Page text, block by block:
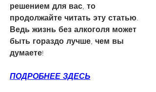
решением для вас, то
продолжайте читать эту статью.
Ведь жизнь без алкоголя может
быть гораздо лучше, чем вы
думаете!
ПОДРОБНЕЕ ЗДЕСЬ